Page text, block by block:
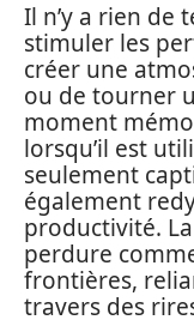
Il n’y a rien de
stimuler les
créer une
ou de tourner
moment
lorsqu’il est
seulement
également
productivité.
perdure
frontières,
travers des